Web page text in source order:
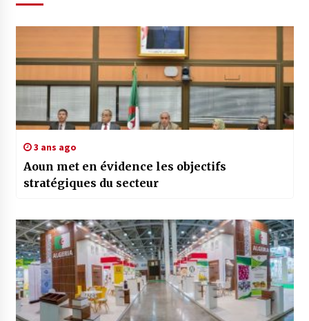
3 ans ago
Aoun met en évidence les objectifs
stratégiques du secteur